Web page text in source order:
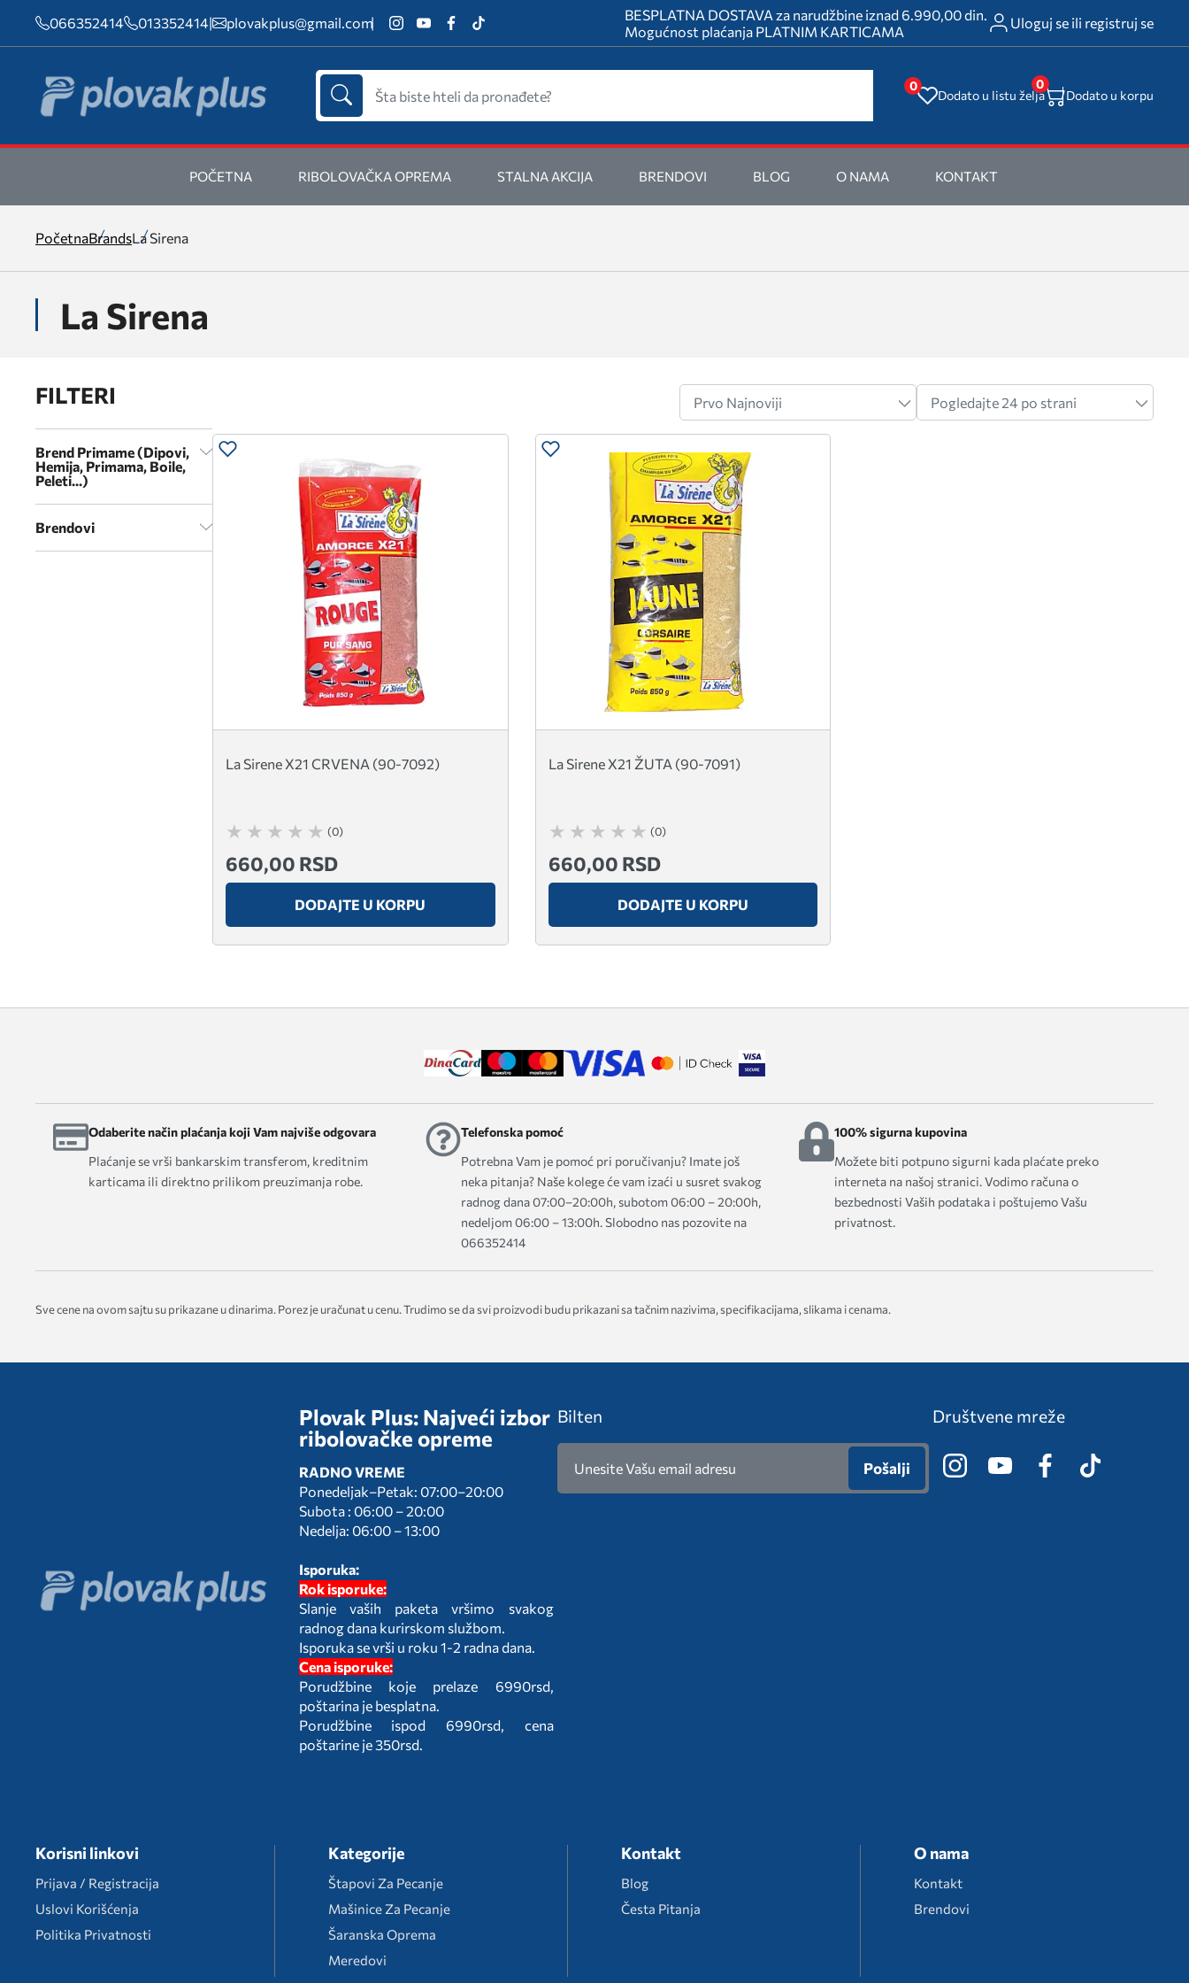
066352414 013352414| plovakplus@gmail.com
BESPLATNA DOSTAVA za narudžbine iznad 6.990,00 din.
Mogućnost plaćanja PLATNIM KARTICAMA
Uloguj se ili registruj se
0
Dodato u listu želja
0
Dodato u korpu
POČETNA RIBOLOVAČKA OPREMA STALNA AKCIJA BRENDOVI BLOG O NAMA KONTAKT
PočetnaBrandsLa Sirena
La Sirena
FILTERI
Brend Primame (Dipovi,
Hemija, Primama, Boile,
Peleti...)
Brendovi
La Sirene X21 CRVENA (90-7092)
(0)
660,00 RSD
DODAJTE U KORPU
La Sirene X21 ŽUTA (90-7091)
(0)
660,00 RSD
DODAJTE U KORPU
Odaberite način plaćanja koji Vam najviše odgovara
Plaćanje se vrši bankarskim transferom, kreditnim
karticama ili direktno prilikom preuzimanja robe.
Telefonska pomoć
Potrebna Vam je pomoć pri poručivanju? Imate još
neka pitanja? Naše kolege će vam izaći u susret svakog
radnog dana 07:00–20:00h, subotom 06:00 – 20:00h,
nedeljom 06:00 – 13:00h. Slobodno nas pozovite na
066352414
100% sigurna kupovina
Možete biti potpuno sigurni kada plaćate preko
interneta na našoj stranici. Vodimo računa o
bezbednosti Vaših podataka i poštujemo Vašu
privatnost.
Sve cene na ovom sajtu su prikazane u dinarima. Porez je uračunat u cenu. Trudimo se da svi proizvodi budu prikazani sa tačnim nazivima, specifikacijama, slikama i cenama.
Plovak Plus: Najveći izbor
ribolovačke opreme
RADNO VREME
Ponedeljak–Petak: 07:00–20:00
Subota : 06:00 – 20:00
Nedelja: 06:00 – 13:00
Isporuka:
Rok isporuke:
Slanje vaših paketa vršimo svakog
radnog dana kurirskom službom.
Isporuka se vrši u roku 1-2 radna dana.
Cena isporuke:
Porudžbine koje prelaze 6990rsd,
poštarina je besplatna.
Porudžbine ispod 6990rsd, cena
poštarine je 350rsd.
Bilten
Pošalji
Društvene mreže
Korisni linkovi
Prijava / Registracija
Uslovi Korišćenja
Politika Privatnosti
Kategorije
Štapovi Za Pecanje
Mašinice Za Pecanje
Šaranska Oprema
Meredovi
Kontakt
Blog
Česta Pitanja
O nama
Kontakt
Brendovi